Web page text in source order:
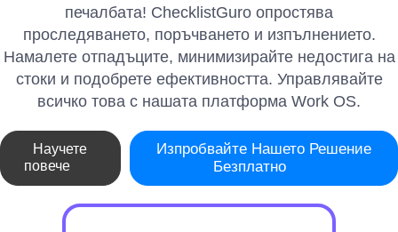
печалбата! ChecklistGuro опростява
проследяването, поръчването и изпълнението.
Намалете отпадъците, минимизирайте недостига на
стоки и подобрете ефективността. Управлявайте
всичко това с нашата платформа Work OS.
Научете
повече
Изпробвайте Нашето Решение
Безплатно